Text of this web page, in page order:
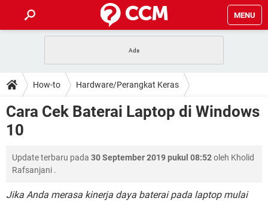
MENU
APLIKASI NONTON FILM & SERI RESET GMAIL
BUAT AKUN TIKTOK APLIKASI VIDEO-CALL
HOW-TO
SAFE MODE ANDROID RESET CLASH OF CLANS
KODE RAHASIA NETFLIX
DOWNLOAD
ADOBE PREMIERE PRO
FORUM
Lupa Password Gmail WiFi Tidak Berfungsi
ENSIKLOPEDIA
Front Office dan Back Office OOP - Data Enkapsulasi
How-to Hardware/Perangkat Keras
Cara Cek Baterai Laptop di Windows
10
Update terbaru pada 30 September 2019 pukul 08:52oleh Kholid
Rafsanjani .
Jika Anda merasa kinerja daya baterai pada laptop mulai